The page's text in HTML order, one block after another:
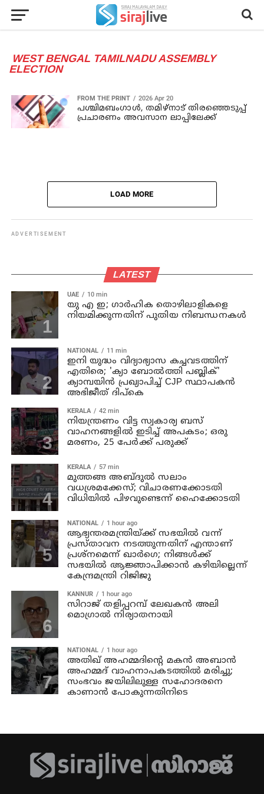
WEST BENGAL TAMILNADU ASSEMBLY
ELECTION
FROM THE PRINT 2026 Apr 20
പശ്ചിമബംഗാള്‍, തമിഴ്‌നാട് തിരഞ്ഞെടുപ്പ്
പ്രചാരണം അവസാന ലാപ്പിലേക്ക്
LOAD MORE
ADVERTISEMENT
LATEST
UAE 10 min
യു എ ഇ; ഗാർഹിക തൊഴിലാളികളെ
നിയമിക്കുന്നതിന് പുതിയ നിബന്ധനകൾ
NATIONAL 11 min
ഇനി യുദ്ധം വിദ്യാഭ്യാസ കച്ചവടത്തിന്
എതിരെ; 'ക്യാ ബോൽത്തി പബ്ലിക്'
ക്യാമ്പയിൻ പ്രഖ്യാപിച്ച് CJP സ്ഥാപകൻ
അഭിജീത് ദിപ്കെ
KERALA 42 min
നിയന്ത്രണം വിട്ട സ്വകാര്യ ബസ്
വാഹനങ്ങളില്‍ ഇടിച്ച് അപകടം; ഒരു
മരണം, 25 പേർക്ക് പരുക്ക്
KERALA 57 min
മുത്തങ്ങ അബ്ദുല്‍ സലാം
വധശ്രമക്കേസ്; വിചാരണക്കോടതി
വിധിയില്‍ പിഴവുണ്ടെന്ന് ഹൈക്കോടതി
NATIONAL 1 hour ago
ആഭ്യന്തരമന്ത്രിയ്ക്ക് സഭയില്‍ വന്ന്
പ്രസ്താവന നടത്തുന്നതിന് എന്താണ്
പ്രശ്‌നമെന്ന് ഖാര്‍ഗെ; നിങ്ങള്‍ക്ക്
സഭയില്‍ ആജ്ഞാപിക്കാന്‍ കഴിയില്ലെന്ന്
കേന്ദ്രമന്ത്രി റിജിജു
KANNUR 1 hour ago
സിറാജ് തളിപ്പറമ്പ് ലേഖകൻ അലി
മൊഗ്രാൽ നിര്യാതനായി
NATIONAL 1 hour ago
അതിഖ് അഹമ്മദിന്റെ മകന്‍ അബാന്‍
അഹമ്മദ് വാഹനാപകടത്തില്‍ മരിച്ചു;
സംഭവം ജയിലിലുള്ള സഹോദരനെ
കാണാന്‍ പോകുന്നതിനിടെ